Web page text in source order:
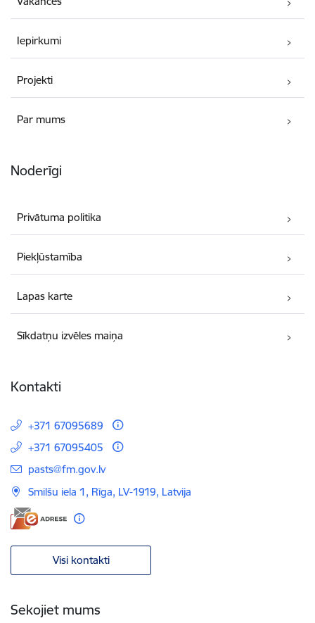
Iepirkumi
Projekti
Par mums
Noderīgi
Privātuma politika
Piekļūstamība
Lapas karte
Sīkdatņu izvēles maiņa
Kontakti
+371 67095689
+371 67095405
E-pasts:
pasts@fm.gov.lv
Smilšu iela 1, Rīga, LV-1919, Latvija
Visi kontakti
Sekojiet mums